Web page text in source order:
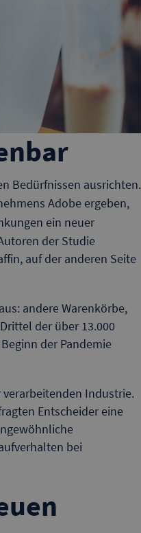
Bedürfnissen ausrichten.
Adobe ergeben,
ein neuer
der Studie
auf der anderen Seite
andere Warenkörbe,
der über 13.000
der Pandemie
Industrie.
Entscheider eine
bei